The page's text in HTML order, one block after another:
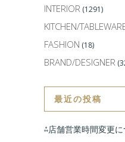
INTERIOR (1291)
KITCHEN/
FASHION (18)
BRAND/DESIGNER
最近の投稿
⁂店舗営業時間変更